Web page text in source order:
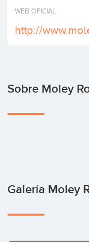
Invertir
WEB OFICIAL
http://
Sobre Moley
Galería Moley